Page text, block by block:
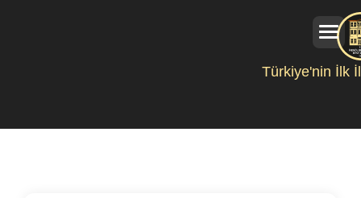
Türkiye'nin İlk